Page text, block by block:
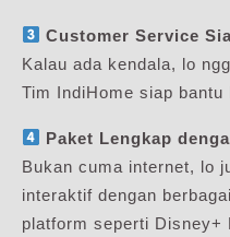
Customer Service
Kalau ada kendala, lo
Tim IndiHome siap bantu
Paket Lengkap
Bukan cuma internet, lo
interaktif dengan
platform seperti Disney+